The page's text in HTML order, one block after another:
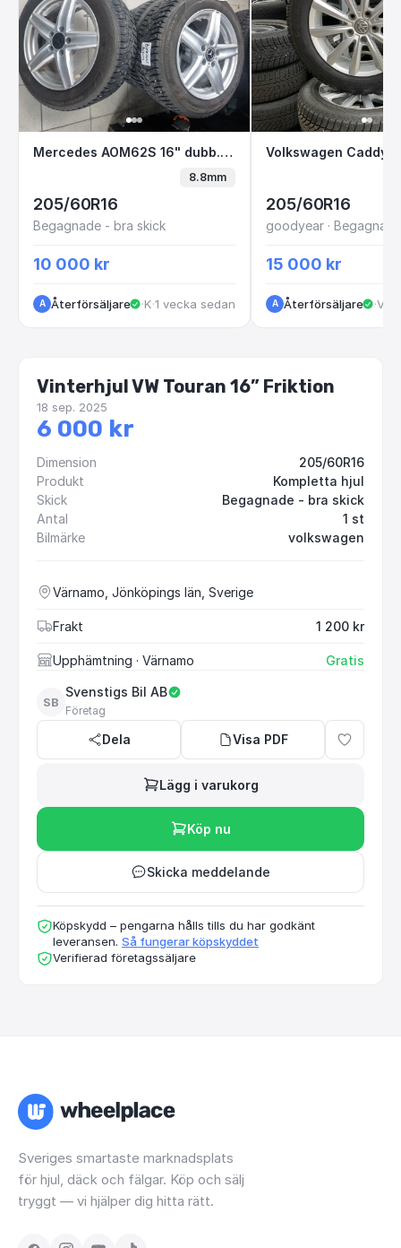
Mercedes AOM62S 16" dubb. Bredvid datorn
Mercedes AOM62S 16" dubb. Bredvid datorn
8.8mm
205/60R16
Begagnade - bra skick
10 000 kr
A Återförsäljare · Kungälv
·1 vecka sedan
Volkswagen
205/60R16
goodyear ·
15 000 kr
A Återförsäljare ·
Vinterhjul VW Touran 16” Friktion
18 sep. 2025
6 000 kr
Dimension
205/60R16
Produkt
Kompletta hjul
Skick
Begagnade - bra skick
Antal
1 st
Bilmärke
volkswagen
Värnamo, Jönköpings län, Sverige
Frakt 1 200 kr
Upphämtning · Värnamo Gratis
SB
Svenstigs Bil AB
Företag
Dela Visa PDF
Lägg i varukorg
Köp nu
Skicka meddelande
Köpskydd – pengarna hålls tills du har godkänt
leveransen. Så fungerar köpskyddet
Verifierad företagssäljare
Sveriges smartaste marknadsplats
för hjul, däck och fälgar. Köp och sälj
tryggt — vi hjälper dig hitta rätt.